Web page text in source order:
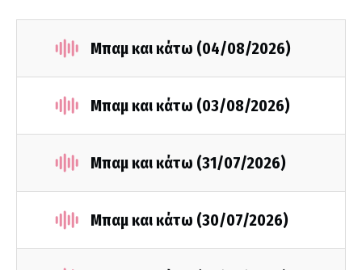
Μπαμ και κάτω (04/08/2026)
Μπαμ και κάτω (03/08/2026)
Μπαμ και κάτω (31/07/2026)
Μπαμ και κάτω (30/07/2026)